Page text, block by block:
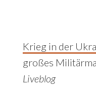
Krieg in der
großes
Liveblog